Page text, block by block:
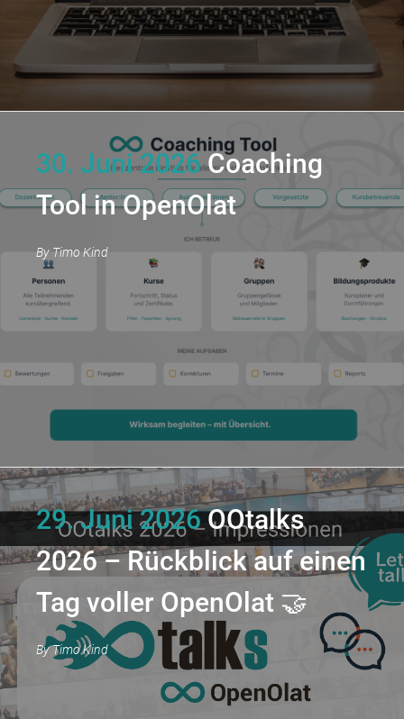
30. Juni 2026 Coaching
Tool in OpenOlat
By Timo Kind
29. Juni 2026 OOtalks
2026 – Rückblick auf einen
Tag voller OpenOlat 🤝
ByTimo Kind